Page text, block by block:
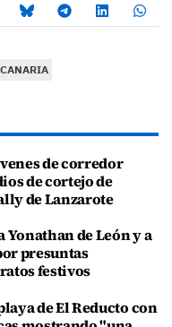
CANARIA
de corredor
de cortejo de
de Lanzarote
de León y a
presuntas
festivos
de El Reducto con